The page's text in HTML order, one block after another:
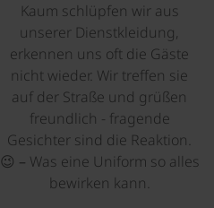
Kaum schlüpfen wir aus
unserer Dienstkleidung,
erkennen uns oft die Gäste
nicht wieder. Wir treffen sie
auf der Straße und grüßen
freundlich - fragende
Gesichter sind die Reaktion.
😉 – Was eine Uniform so alles
bewirken kann.